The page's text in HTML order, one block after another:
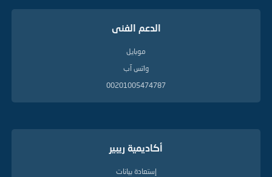
الدعم الفنى
موبايل
واتس آب
00201005474787
أكاديمية ريبير
إستعادة بيانات